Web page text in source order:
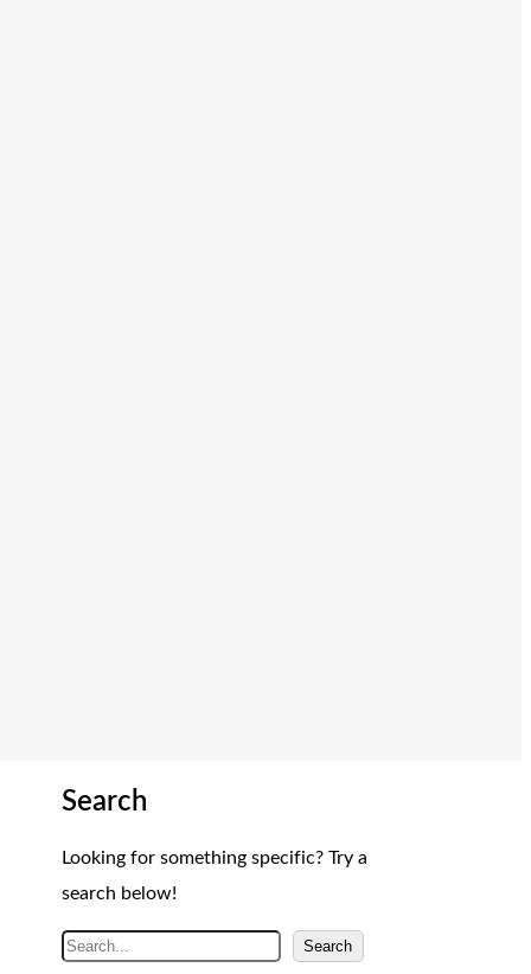
Search
Looking for something specific? Try a
search below!
A
Search